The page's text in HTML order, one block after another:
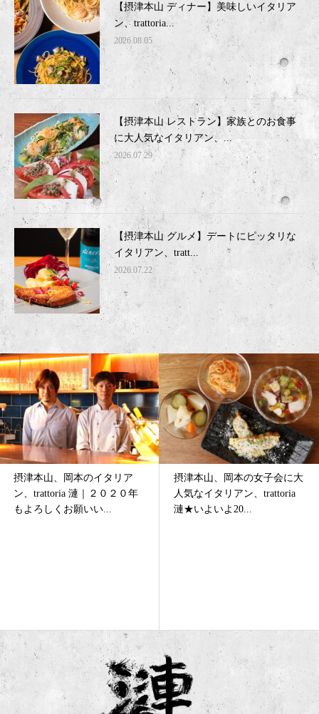
【摂津本山 ディナー】美味しいイタリア
ン、trattoria...
2026.08.05
【摂津本山 レストラン】家族とのお食事
に大人気なイタリアン、...
2026.07.29
【摂津本山 グルメ】デートにピッタリな
イタリアン、tratt...
2026.07.22
摂津本山、岡本の女子会に大
人気なイタリアン、trattoria
漣★いよいよ20...
摂津本山、岡本のおすすめイ
タリアン、trattoria 漣☆2022
秋新お肉料理...